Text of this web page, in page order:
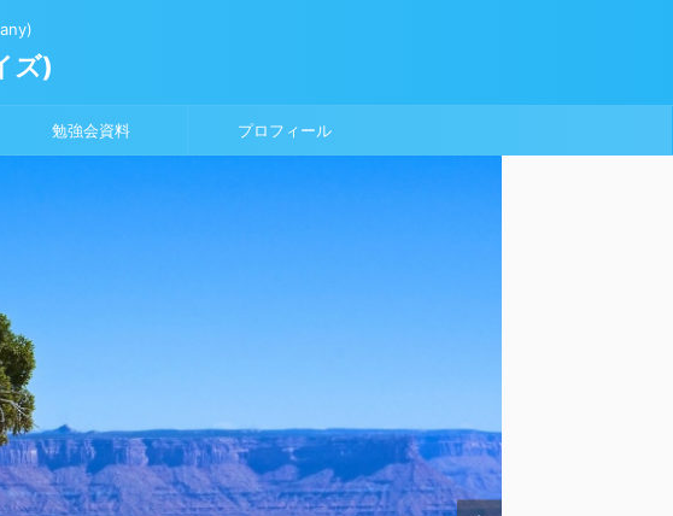
ズ)
勉強会資料 プロフィール